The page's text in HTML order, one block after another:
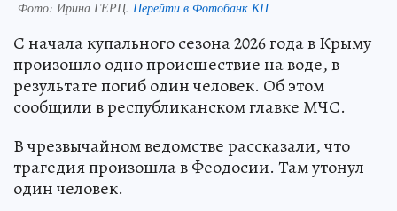
Фото: Ирина ГЕРЦ. Перейти в Фотобанк КП
С начала купального сезона 2026 года в Крыму
произошло одно происшествие на воде, в
результате погиб один человек. Об этом
сообщили в республиканском главке МЧС.
В чрезвычайном ведомстве рассказали, что
трагедия произошла в Феодосии. Там утонул
один человек.